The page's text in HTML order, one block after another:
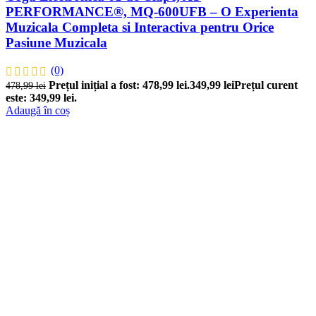
PERFORMANCE®, MQ-600UFB – O Experienta
Muzicala Completa si Interactiva pentru Orice
Pasiune Muzicala
(0)
478,99lei Prețul inițial a fost: 478,99 lei.349,99 leiPrețul curent
este: 349,99 lei.
Adaugă în coș